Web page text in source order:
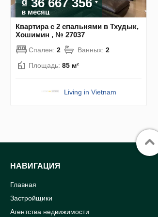
в месяц
Квартира с 2 спальнями в Тхудык,
Хошимин , № 27037
Спален: 2 Ванных: 2
Площадь: 85 м²
Living in Vietnam
НАВИГАЦИЯ
Главная
Застройщики
Агентства недвижимости